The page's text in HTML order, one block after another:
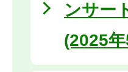
ンサー
(2025